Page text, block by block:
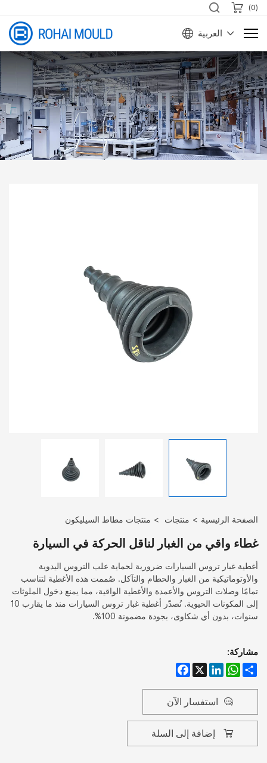
(
0
)
العربية
الصفحة الرئيسية منتجات منتجات مطاط السيليكون
غطاء واقي من الغبار لناقل الحركة في السيارة
أغطية غبار تروس السيارات ضرورية لحماية علب التروس اليدوية
والأوتوماتيكية من الغبار والحطام والتآكل. صُممت هذه الأغطية لتناسب
تمامًا وصلات التروس والأعمدة والأغطية الواقية، مما يمنع دخول الملوثات
إلى المكونات الحيوية. نُصدّر أغطية غبار تروس السيارات منذ ما يقارب 10
سنوات، بدون أي شكاوى، بجودة مضمونة 100%.
مشاركة:
Facebook
X
LinkedIn
WhatsAppShare
استفسار الآن
إضافة إلى السلة